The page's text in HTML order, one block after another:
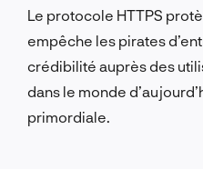
Le protocole HTTPS
empêche les pirates
crédibilité auprès des
dans le monde
primordiale.